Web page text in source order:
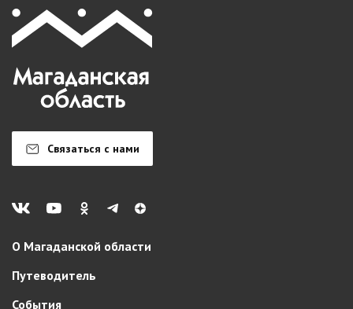
Связаться с нами
О Магаданской области
Путеводитель
События